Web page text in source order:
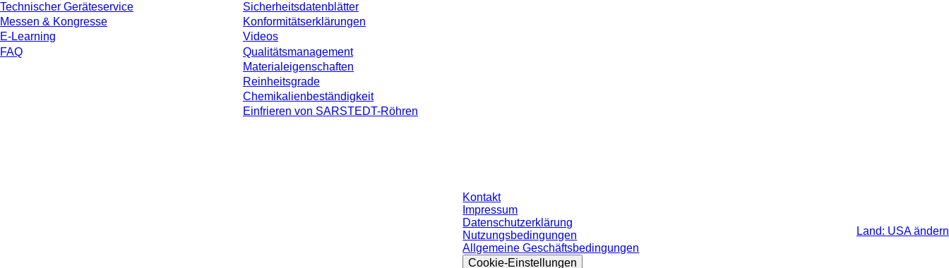
Technischer Geräteservice
Messen & Kongresse
E-Learning
FAQ
Sicherheitsdatenblätter
Konformitätserklärungen
Videos
Qualitätsmanagement
Materialeigenschaften
Reinheitsgrade
Chemikalienbeständigkeit
Einfrieren von SARSTEDT-Röhren
Kontakt
Impressum
Datenschutzerklärung
Nutzungsbedingungen
Allgemeine Geschäftsbedingungen
Cookie-Einstellungen
Land: USA ändern